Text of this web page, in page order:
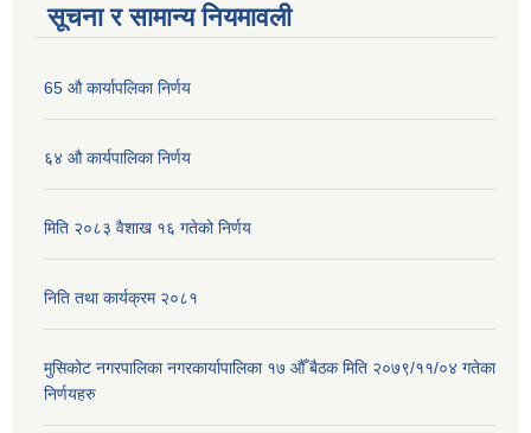
सूचना र सामान्य नियमावली
65 औ कार्यापलिका निर्णय
६४ औ कार्यपालिका निर्णय
मिति २०८३ वैशाख १६ गतेको निर्णय
निति तथा कार्यक्रम २०८१
मुसिकोट नगरपालिका नगरकार्यापालिका १७ औँ बैठक मिति २०७९/११/०४ गतेका
निर्णयहरु